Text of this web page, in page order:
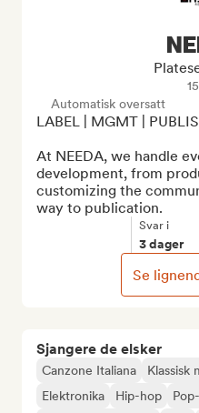
Sjangere de elsker
Canzone Italiana Klassisk
Elektronika
Hip-hop
Automatisk oversatt
LABEL | MGMT |
At NEEDA, we handle
development, from
customizing the
way to publication.
Svar i
3 dager
Se